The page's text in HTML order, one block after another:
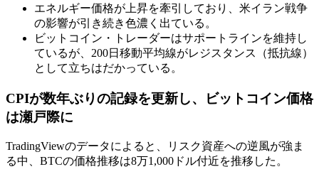
エネルギー価格が上昇を牽引しており、米イラン戦争
の影響が引き続き色濃く出ている。
ビットコイン・トレーダーはサポートラインを維持し
ているが、200日移動平均線がレジスタンス（抵抗線）
として立ちはだかっている。
CPIが数年ぶりの記録を更新し、ビットコイン価格
は瀬戸際に
TradingViewのデータによると、リスク資産への逆風が強ま
る中、BTCの価格推移は8万1,000ドル付近を推移した。